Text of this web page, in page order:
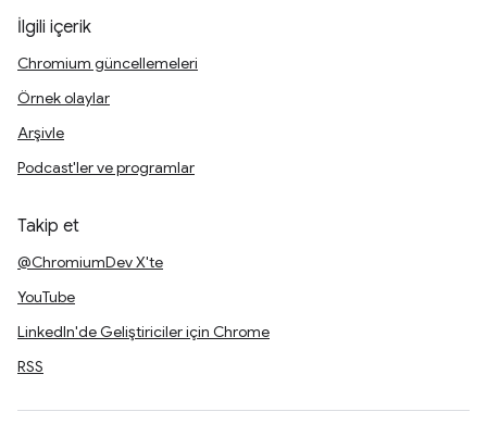
İlgili içerik
Chromium güncellemeleri
Örnek olaylar
Arşivle
Podcast'ler ve programlar
Takip et
@ChromiumDev X'te
YouTube
LinkedIn'de Geliştiriciler için Chrome
RSS